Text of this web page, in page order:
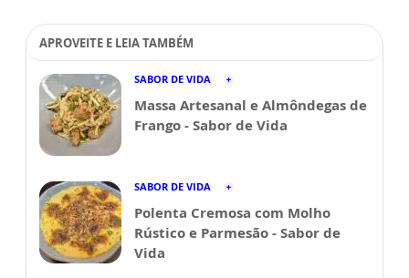
APROVEITE E LEIA TAMBÉM
SABOR DE VIDA
Massa Artesanal e Almôndegas de
Frango - Sabor de Vida
SABOR DE VIDA
Polenta Cremosa com Molho
Rústico e Parmesão - Sabor de
Vida